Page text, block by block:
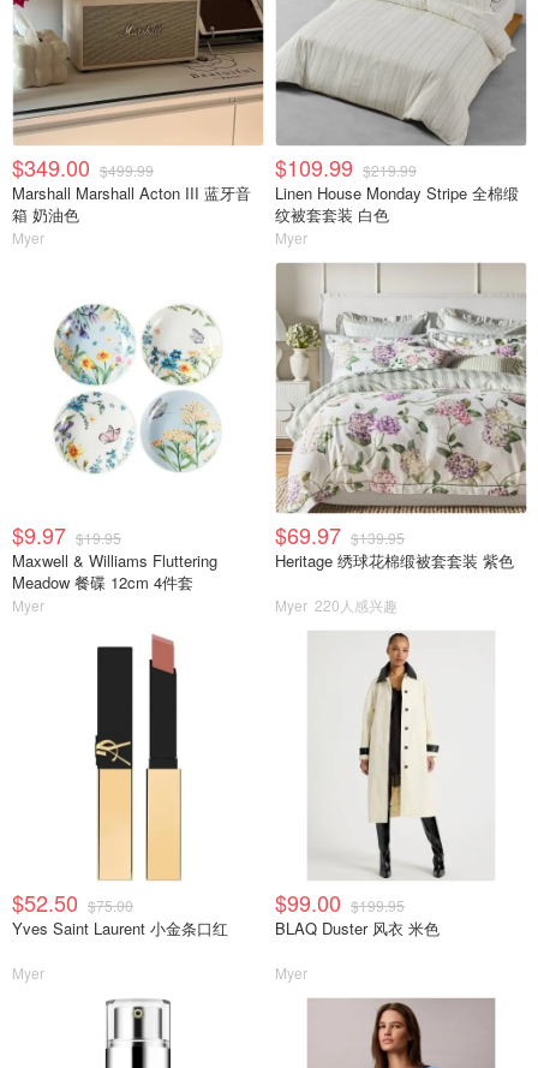
$349.00 $499.99
Marshall Marshall Acton III 蓝牙音
箱 奶油色
Myer
$109.99 $219.99
Linen House Monday Stripe 全棉缎
纹被套套装 白色
Myer
$9.97 $19.95
Maxwell & Williams Fluttering
Meadow 餐碟 12cm 4件套
Myer
$69.97 $139.95
Heritage 绣球花棉缎被套套装 紫色
Myer 220人感兴趣
$52.50 $75.00
Yves Saint Laurent 小金条口红
Myer
$99.00 $199.95
BLAQ Duster 风衣 米色
Myer